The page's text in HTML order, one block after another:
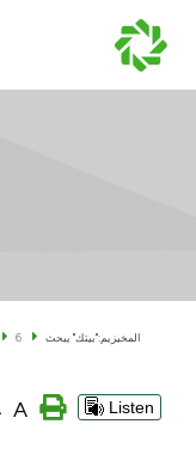
6
المخيزيم:"بيتك" يبحث
A Listen